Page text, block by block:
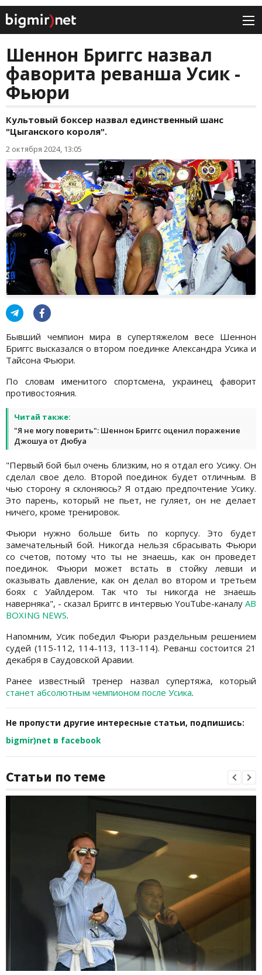
Шеннон Бриггс назвал
фаворита реванша Усик -
Фьюри
Культовый боксер назвал единственный шанс
"Цыганского короля".
2 октября 2024, 13:05
Бывший чемпион мира в супертяжелом весе Шеннон
Бриггс высказался о втором поединке Александра Усика и
Тайсона Фьюри.
По словам именитого спортсмена, украинец фаворит
противостояния.
Читай также:
"Я не могу поверить": Шеннон Бриггс оценил поражение
Джошуа от Дюбуа
"Первый бой был очень близким, но я отдал его Усику. Он
сделал свое дело. Второй поединок будет отличным. В
чью сторону я склоняюсь? Я отдаю предпочтение Усику.
Это парень, который не пьет, не гуляет, он не делает
ничего, кроме тренировок.
Фьюри нужно больше бить по корпусу. Это будет
замечательный бой. Никогда нельзя сбрасывать Фьюри
со счетов, потому что ты не знаешь, как он проведет
поединок. Фьюри может встать в стойку левши и
оказывать давление, как он делал во втором и третьем
боях с Уайлдером. Так что ты никогда не знаешь
наверняка", - сказал Бриггс в интервью YouTube-каналу AB
BOXING NEWS.
Напомним, Усик победил Фьюри раздельным решением
судей (115-112, 114-113, 113-114). Реванш состоится 21
декабря в Саудовской Аравии.
Ранее известный тренер назвал супертяжа, который
станет абсолютным чемпионом после Усика.
Не пропусти другие интересные статьи, подпишись:
bigmir)net в facebook
Статьи по теме